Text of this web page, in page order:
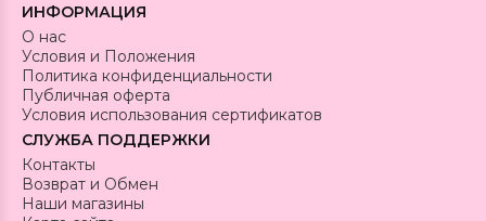
ИНФОРМАЦИЯ
О нас
Условия и Положения
Политика конфиденциальности
Публичная оферта
Условия использования сертификатов
СЛУЖБА ПОДДЕРЖКИ
Контакты
Возврат и Обмен
Наши магазины